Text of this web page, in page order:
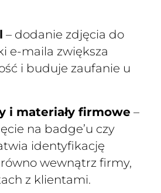
– dodanie zdjęcia do
e-maila zwiększa
i buduje zaufanie u
i materiały firmowe –
na badge’u czy
identyfikację
wewnątrz firmy,
z klientami.